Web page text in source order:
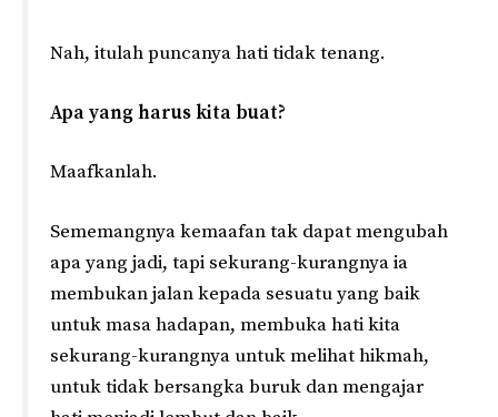
Nah, itulah puncanya hati tidak tenang.
Apa yang harus kita buat?
Maafkanlah.
Sememangnya kemaafan tak dapat mengubah
apa yang jadi, tapi sekurang-kurangnya ia
membukan jalan kepada sesuatu yang baik
untuk masa hadapan, membuka hati kita
sekurang-kurangnya untuk melihat hikmah,
untuk tidak bersangka buruk dan mengajar